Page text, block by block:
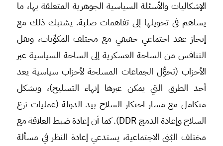
الإشكاليات والأسئلة السياسية الجوهرية المتعلقة بها، ما
يساهم في تحويلها إلى تفاهمات صلبة. يشتبك ذلك مع
إنجاز عقد اجتماعي حقيقي مع مختلف المكوِّنات، ونقل
التنافس من الساحة العسكرية إلى الساحة السياسية عبر
الأحزاب (تحوُّل الجماعات المسلحة لأحزاب سياسية يعد
أحد الطرق التي يمكن عبرها إنهاء التسليح)، وبشكل
متكامل مع مسار احتكار السلاح بيد الدولة (عمليات نزع
السلاح وإعادة الدمج DDR). كما أن إعادة ضبط العلاقة مع
مختلف البُنى الاجتماعية، يستدعي إعادة النظر في مسألة